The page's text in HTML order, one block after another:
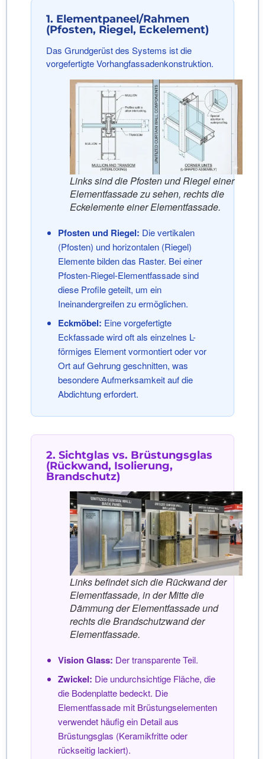
1. Elementpaneel/Rahmen
(Pfosten, Riegel, Eckelement)
Das Grundgerüst des Systems ist die
vorgefertigte Vorhangfassadenkonstruktion.
Links sind die Pfosten und Riegel einer
Elementfassade zu sehen, rechts die
Eckelemente einer Elementfassade.
Pfosten und Riegel: Die vertikalen
(Pfosten) und horizontalen (Riegel)
Elemente bilden das Raster. Bei einer
Pfosten-Riegel-Elementfassade sind
diese Profile geteilt, um ein
Ineinandergreifen zu ermöglichen.
Eckmöbel: Eine vorgefertigte
Eckfassade wird oft als einzelnes L-
förmiges Element vormontiert oder vor
Ort auf Gehrung geschnitten, was
besondere Aufmerksamkeit auf die
Abdichtung erfordert.
2. Sichtglas vs. Brüstungsglas
(Rückwand, Isolierung,
Brandschutz)
Links befindet sich die Rückwand der
Elementfassade, in der Mitte die
Dämmung der Elementfassade und
rechts die Brandschutzwand der
Elementfassade.
Vision Glass: Der transparente Teil.
Zwickel: Die undurchsichtige Fläche, die
die Bodenplatte bedeckt. Die
Elementfassade mit Brüstungselementen
verwendet häufig ein Detail aus
Brüstungsglas (Keramikfritte oder
rückseitig lackiert).